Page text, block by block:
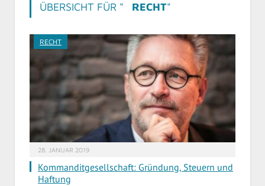
ÜBERSICHT FÜR " RECHT"
RECHT
28. JANUAR 2019
Kommanditgesellschaft: Gründung, Steuern und
Haftung